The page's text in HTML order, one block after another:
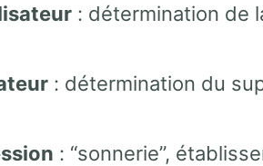
: détermination de
: détermination du
: “sonnerie”,